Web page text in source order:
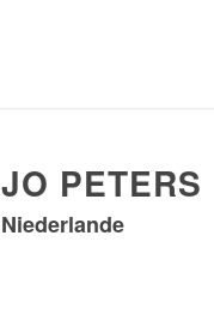
JO PETERS
Niederlande